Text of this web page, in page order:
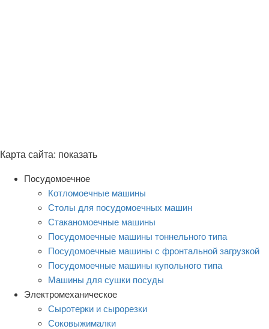
Карта сайта: показать
Посудомоечное
Котломоечные машины
Столы для посудомоечных машин
Стаканомоечные машины
Посудомоечные машины тоннельного типа
Посудомоечные машины с фронтальной загрузкой
Посудомоечные машины купольного типа
Машины для сушки посуды
Электромеханическое
Сыротерки и сырорезки
Соковыжималки